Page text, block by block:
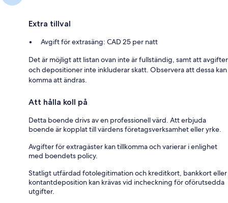
Extra tillval
Avgift för extrasäng: CAD 25 per natt
Det är möjligt att listan ovan inte är fullständig, samt att avgifter
och depositioner inte inkluderar skatt. Observera att dessa kan
komma att ändras.
Att hålla koll på
Detta boende drivs av en professionell värd. Att erbjuda
boende är kopplat till värdens företagsverksamhet eller yrke.
Avgifter för extragäster kan tillkomma och varierar i enlighet
med boendets policy.
Statligt utfärdad fotolegitimation och kreditkort, bankkort eller
kontantdeposition kan krävas vid incheckning för oförutsedda
utgifter.